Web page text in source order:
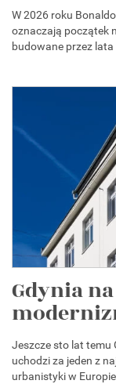
W 2026 roku
oznaczają początek
budowane przez
Gdynia na
Jeszcze sto lat temu
uchodzi za jeden z
urbanistyki w